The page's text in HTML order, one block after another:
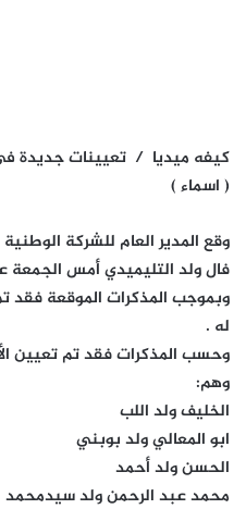
كيفه ميديا / تعيينات جديدة
( اسماء )
وقع المدير العام للشركة
فال ولد التليميدي أمس الجمعة
وبموجب المذكرات الموقعة
له .
وحسب المذكرات فقد تم تعيين
وهم:
الخليف ولد اللب
ابو المعالي ولد بوبني
الحسن ولد أحمد
محمد عبد الرحمن ولد سيدمحمد